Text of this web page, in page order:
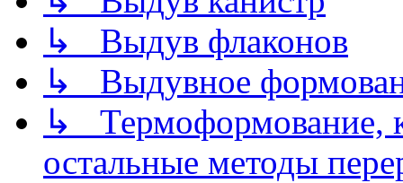
↳ Выдув флаконов
↳ Выдувное
↳ Термоформование,
остальные методы